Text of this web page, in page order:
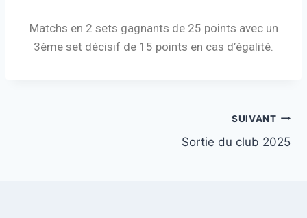
Matchs en 2 sets gagnants de 25 points avec un
3ème set décisif de 15 points en cas d’égalité.
SUIVANT
Sortie du club 2025